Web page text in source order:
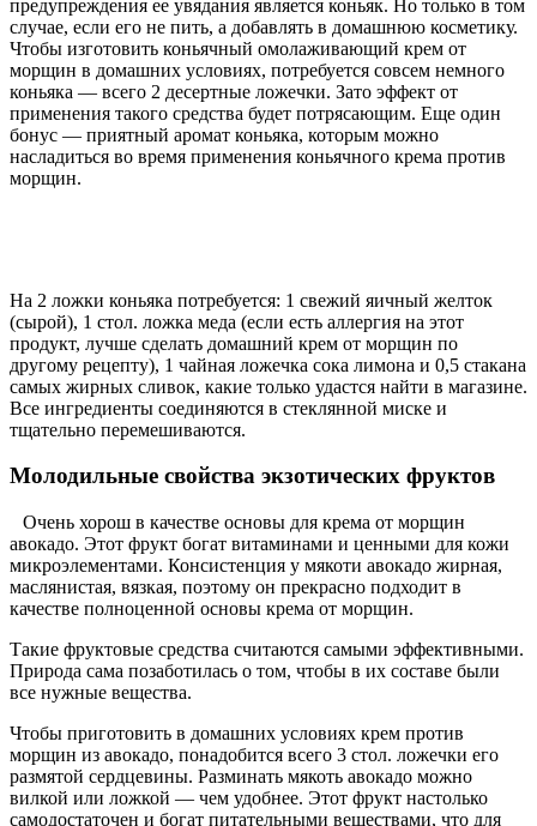
предупреждения ее увядания является коньяк. Но только в том
случае, если его не пить, а добавлять в домашнюю косметику.
Чтобы изготовить коньячный омолаживающий крем от
морщин в домашних условиях, потребуется совсем немного
коньяка — всего 2 десертные ложечки. Зато эффект от
применения такого средства будет потрясающим. Еще один
бонус — приятный аромат коньяка, которым можно
насладиться во время применения коньячного крема против
морщин.
На 2 ложки коньяка потребуется: 1 свежий яичный желток
(сырой), 1 стол. ложка меда (если есть аллергия на этот
продукт, лучше сделать домашний крем от морщин по
другому рецепту), 1 чайная ложечка сока лимона и 0,5 стакана
самых жирных сливок, какие только удастся найти в магазине.
Все ингредиенты соединяются в стеклянной миске и
тщательно перемешиваются.
Молодильные свойства экзотических фруктов
Очень хорош в качестве основы для крема от морщин
авокадо. Этот фрукт богат витаминами и ценными для кожи
микроэлементами. Консистенция у мякоти авокадо жирная,
маслянистая, вязкая, поэтому он прекрасно подходит в
качестве полноценной основы крема от морщин.
Такие фруктовые средства считаются самыми эффективными.
Природа сама позаботилась о том, чтобы в их составе были
все нужные вещества.
Чтобы приготовить в домашних условиях крем против
морщин из авокадо, понадобится всего 3 стол. ложечки его
размятой сердцевины. Разминать мякоть авокадо можно
вилкой или ложкой — чем удобнее. Этот фрукт настолько
самодостаточен и богат питательными веществами, что для